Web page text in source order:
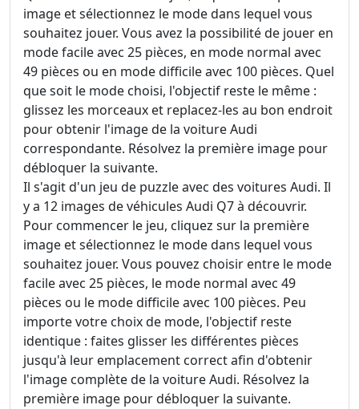
image et sélectionnez le mode dans lequel vous
souhaitez jouer. Vous avez la possibilité de jouer en
mode facile avec 25 pièces, en mode normal avec
49 pièces ou en mode difficile avec 100 pièces. Quel
que soit le mode choisi, l'objectif reste le même :
glissez les morceaux et replacez-les au bon endroit
pour obtenir l'image de la voiture Audi
correspondante. Résolvez la première image pour
débloquer la suivante.
Il s'agit d'un jeu de puzzle avec des voitures Audi. Il
y a 12 images de véhicules Audi Q7 à découvrir.
Pour commencer le jeu, cliquez sur la première
image et sélectionnez le mode dans lequel vous
souhaitez jouer. Vous pouvez choisir entre le mode
facile avec 25 pièces, le mode normal avec 49
pièces ou le mode difficile avec 100 pièces. Peu
importe votre choix de mode, l'objectif reste
identique : faites glisser les différentes pièces
jusqu'à leur emplacement correct afin d'obtenir
l'image complète de la voiture Audi. Résolvez la
première image pour débloquer la suivante.